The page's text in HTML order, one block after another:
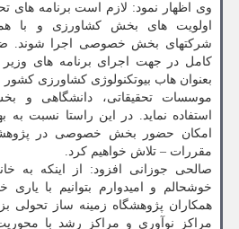
وی اظهار نمود: لازم است برنامه های
اولویت های بخش کشاورزی و با
شرکتهای بخش خصوصی اجرا شوند.
کامل در جهت اجرای برنامه های
بعنوان هاب بیوتکنولوژی کشاورزی کشور
موسسات تحقیقاتی، دانشگاهی و
استفاده نماید. در این راستا نسبت به
امکان حضور بخش خصوصی در
مقررات – تلاش خواهیم کرد.
صالحی جوزانی افزود: از اینکه به
خوشحالم و امیدوارم بتوانیم با
همکاران پژوهشگاه زمینه ساز تحولی
مراکز نوآوری و مراکز رشد با